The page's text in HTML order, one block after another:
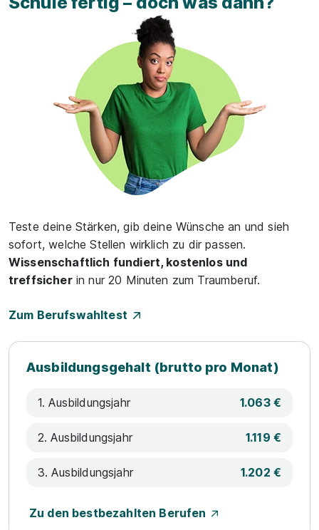
Teste deine Stärken, gib deine Wünsche an und sieh
sofort, welche Stellen wirklich zu dir passen.
Wissenschaftlich fundiert, kostenlos und
treffsicherin nur 20 Minuten zum Traumberuf.
Zum Berufswahltest
Ausbildungsgehalt (brutto pro Monat)
1. Ausbildungsjahr 1.063 €
2. Ausbildungsjahr 1.119 €
3. Ausbildungsjahr 1.202 €
Zu den bestbezahlten Berufen